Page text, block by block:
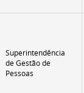
Superintendência
de Gestão de
Pessoas